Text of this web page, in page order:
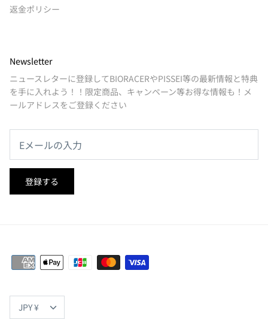
返金ポリシー
Newsletter
ニュースレターに登録してBIORACERやPISSEI等の最新情報と特典
を手に入れよう！！限定商品、キャンペーン等お得な情報も！メ
ールアドレスをご登録ください
登録する
通JPY ¥